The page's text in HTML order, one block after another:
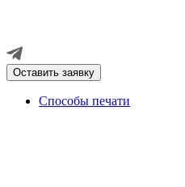
Оставить заявку
Способы печати